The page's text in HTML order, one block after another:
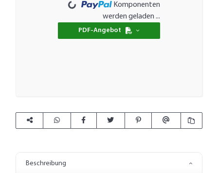
Komponenten
werden geladen ...
PDF-Angebot
Beschreibung